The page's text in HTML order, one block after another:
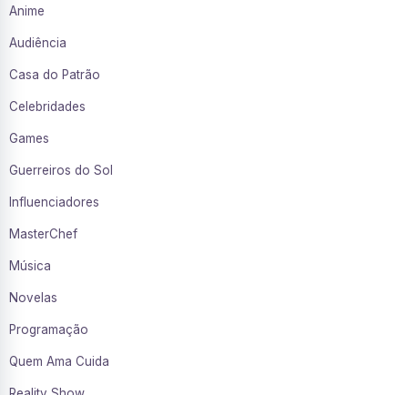
Anime
Audiência
Casa do Patrão
Celebridades
Games
Guerreiros do Sol
Influenciadores
MasterChef
Música
Novelas
Programação
Quem Ama Cuida